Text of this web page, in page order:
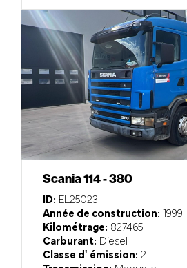
Scania 114 - 380
ID: EL25023
Année de construction: 1999
Kilométrage: 827465
Carburant: Diesel
Classe d' émission: 2